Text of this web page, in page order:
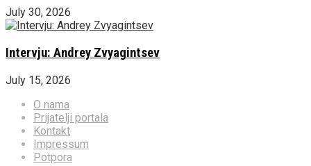
July 30, 2026
Intervju: Andrey Zvyagintsev
July 15, 2026
O nama
Prijatelji portala
Kontakt
Impressum
Potpora